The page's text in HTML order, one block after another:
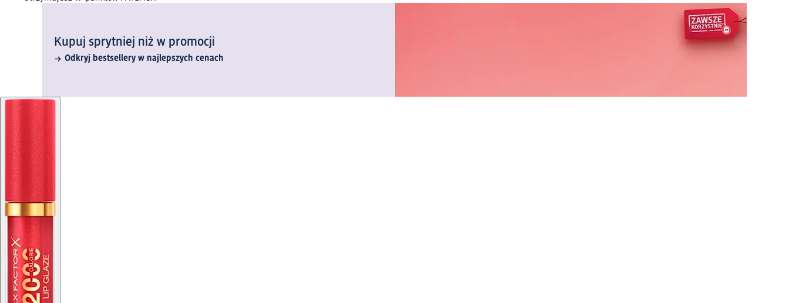
Kupuj sprytniej niż w promocji
Odkryj bestsellery w najlepszych cenach